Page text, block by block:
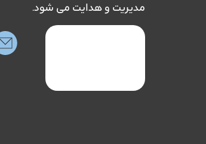
مدیریت و هدایت می شود.